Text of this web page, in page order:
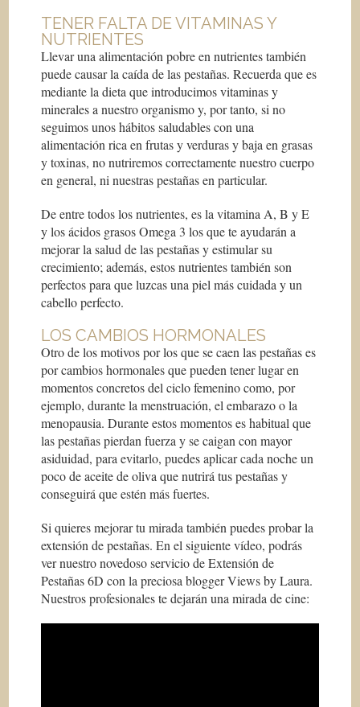
TENER FALTA DE VITAMINAS Y
NUTRIENTES
Llevar una alimentación pobre en nutrientes también
puede causar la caída de las pestañas. Recuerda que es
mediante la dieta que introducimos vitaminas y
minerales a nuestro organismo y, por tanto, si no
seguimos unos hábitos saludables con una
alimentación rica en frutas y verduras y baja en grasas
y toxinas, no nutriremos correctamente nuestro cuerpo
en general, ni nuestras pestañas en particular.
De entre todos los nutrientes, es la vitamina A, B y E
y los ácidos grasos Omega 3 los que te ayudarán a
mejorar la salud de las pestañas y estimular su
crecimiento; además, estos nutrientes también son
perfectos para que luzcas una piel más cuidada y un
cabello perfecto.
LOS CAMBIOS HORMONALES
Otro de los motivos por los que se caen las pestañas es
por cambios hormonales que pueden tener lugar en
momentos concretos del ciclo femenino como, por
ejemplo, durante la menstruación, el embarazo o la
menopausia. Durante estos momentos es habitual que
las pestañas pierdan fuerza y se caigan con mayor
asiduidad, para evitarlo, puedes aplicar cada noche un
poco de aceite de oliva que nutrirá tus pestañas y
conseguirá que estén más fuertes.
Si quieres mejorar tu mirada también puedes probar la
extensión de pestañas. En el siguiente vídeo, podrás
ver nuestro novedoso servicio de Extensión de
Pestañas 6D con la preciosa blogger Views by Laura.
Nuestros profesionales te dejarán una mirada de cine: